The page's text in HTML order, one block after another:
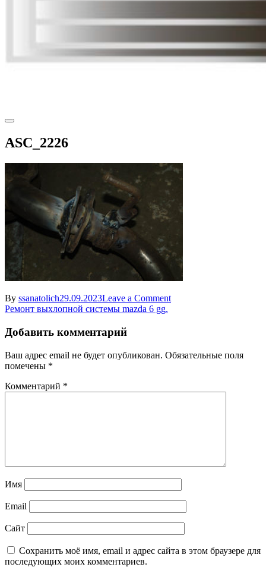
ASC_2226
By ssanatolich29.09.2023Leave a Commenton
Навигация
по
записям
Ремонт выхлопной системы mazda 6 gg.
Добавить комментарий
Ваш адрес email не будет опубликован. Обязательные поля
помечены *
Комментарий *
Имя
Email
Сайт
Сохранить моё имя, email и адрес сайта в этом браузере для
последующих моих комментариев.